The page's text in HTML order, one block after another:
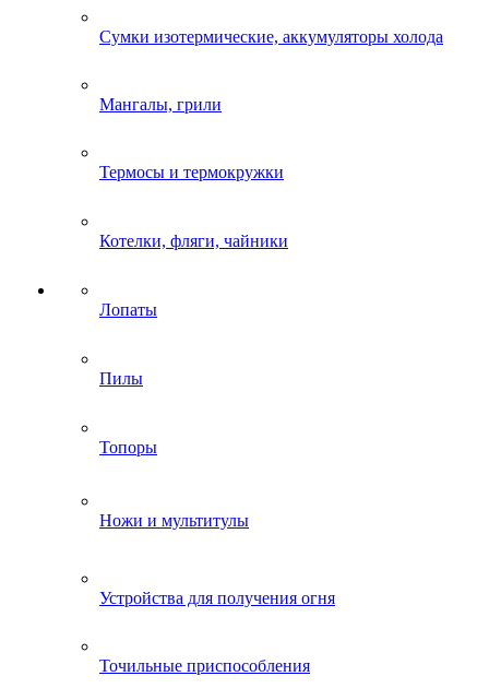
Сумки изотермические, аккумуляторы холода
Мангалы, грили
Термосы и термокружки
Котелки, фляги, чайники
Лопаты
Пилы
Топоры
Ножи и мультитулы
Устройства для получения огня
Точильные приспособления